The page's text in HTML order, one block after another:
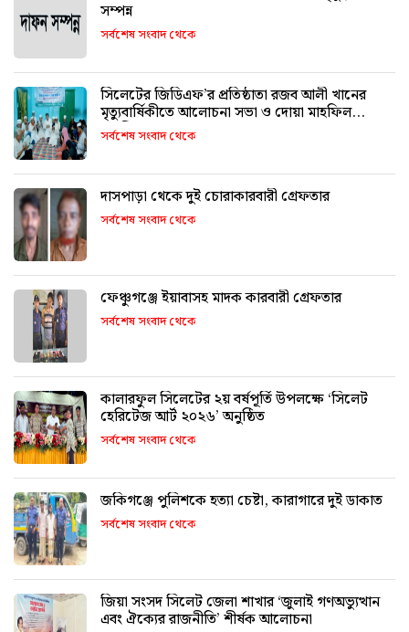
সম্পন্ন
সর্বশেষ সংবাদ থেকে
সিলেটের জিডিএফ’র প্রতিষ্ঠাতা রজব আলী খানের
মৃত্যুবার্ষিকীতে আলোচনা সভা ও দোয়া মাহফিল
অনুষ্ঠিত
সর্বশেষ সংবাদ থেকে
দাসপাড়া থেকে দুই চোরাকারবারী গ্রেফতার
সর্বশেষ সংবাদ থেকে
ফেঞ্চুগঞ্জে ইয়াবাসহ মাদক কারবারী গ্রেফতার
সর্বশেষ সংবাদ থেকে
কালারফুল সিলেটের ২য় বর্ষপূর্তি উপলক্ষে ‘সিলেট
হেরিটেজ আর্ট ২০২৬’ অনুষ্ঠিত
সর্বশেষ সংবাদ থেকে
জকিগঞ্জে পুলিশকে হত্যা চেষ্টা, কারাগারে দুই ডাকাত
সর্বশেষ সংবাদ থেকে
জিয়া সংসদ সিলেট জেলা শাখার ‘জুলাই গণঅভ্যুত্থান
এবং ঐক্যের রাজনীতি’ শীর্ষক আলোচনা